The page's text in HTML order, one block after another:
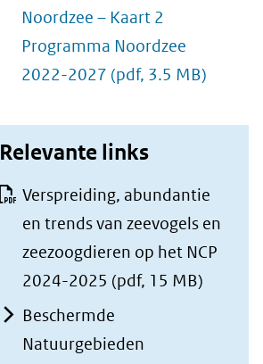
Noordzee – Kaart 2
Programma Noordzee
2022-2027 (pdf, 3.5 MB)
Relevante links
Verspreiding, abundantie
en trends van zeevogels en
zeezoogdieren op het NCP
2024-2025 (pdf, 15 MB)
Beschermde
Natuurgebieden